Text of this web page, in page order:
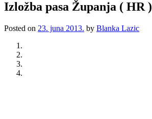
Izložba pasa Županja ( HR )
Posted on 23. juna 2013. by Blanka Lazic